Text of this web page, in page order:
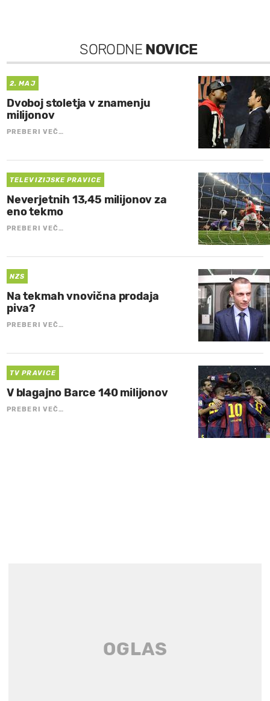
SORODNE NOVICE
2. MAJ
Dvoboj stoletja v znamenju
milijonov
PREBERI VEČ…
TELEVIZIJSKE PRAVICE
Neverjetnih 13,45 milijonov za
eno tekmo
PREBERI VEČ…
NZS
Na tekmah vnovična prodaja
piva?
PREBERI VEČ…
TV PRAVICE
V blagajno Barce 140 milijonov
PREBERI VEČ…